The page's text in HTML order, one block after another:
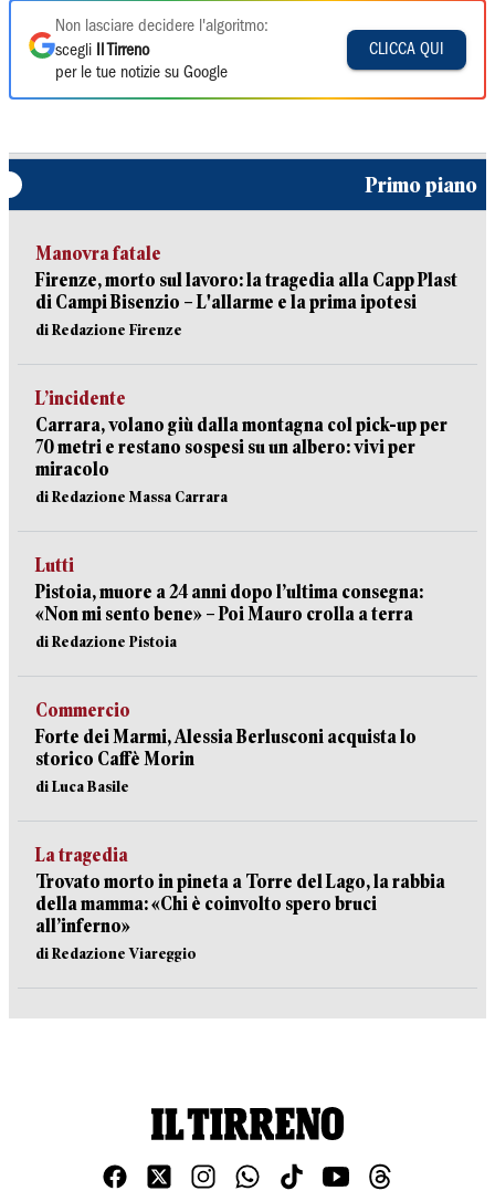
Non lasciare decidere l'algoritmo:
scegli
Il Tirreno
per le tue notizie su Google
CLICCA QUI
Primo piano
Manovra fatale
Firenze, morto sul lavoro: la tragedia alla Capp Plast
di Campi Bisenzio – L'allarme e la prima ipotesi
di Redazione Firenze
L’incidente
Carrara, volano giù dalla montagna col pick-up per
70 metri e restano sospesi su un albero: vivi per
miracolo
di Redazione Massa Carrara
Lutti
Pistoia, muore a 24 anni dopo l’ultima consegna:
«Non mi sento bene» – Poi Mauro crolla a terra
di Redazione Pistoia
Commercio
Forte dei Marmi, Alessia Berlusconi acquista lo
storico Caffè Morin
di Luca Basile
La tragedia
Trovato morto in pineta a Torre del Lago, la rabbia
della mamma: «Chi è coinvolto spero bruci
all’inferno»
di Redazione Viareggio